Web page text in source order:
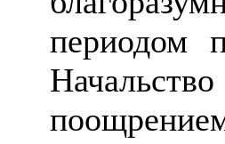
периодом